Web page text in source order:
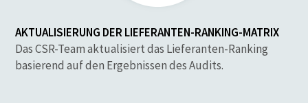
AKTUALISIERUNG DER LIEFERANTEN-RANKING-MATRIX
Das CSR-Team aktualisiert das Lieferanten-Ranking
basierend auf den Ergebnissen des Audits.